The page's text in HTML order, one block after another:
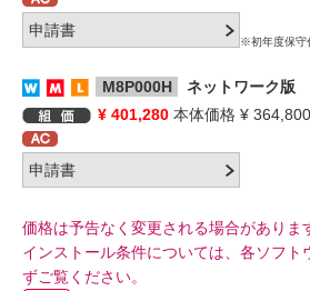
※初年度保守
M8P000H
ネットワーク版
¥ 401,280 本体価格 ¥ 364,800
価格は予告なく変更される場合がありま
インストール条件については、各ソフト
ずご覧ください。